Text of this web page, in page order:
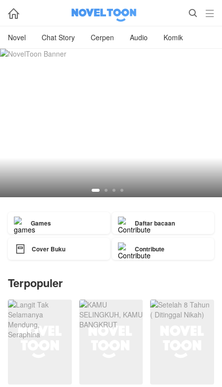
  
Novel Chat Story Cerpen Audio Komik
Games Daftar bacaan
 Cover Buku Contribute
Terpopuler